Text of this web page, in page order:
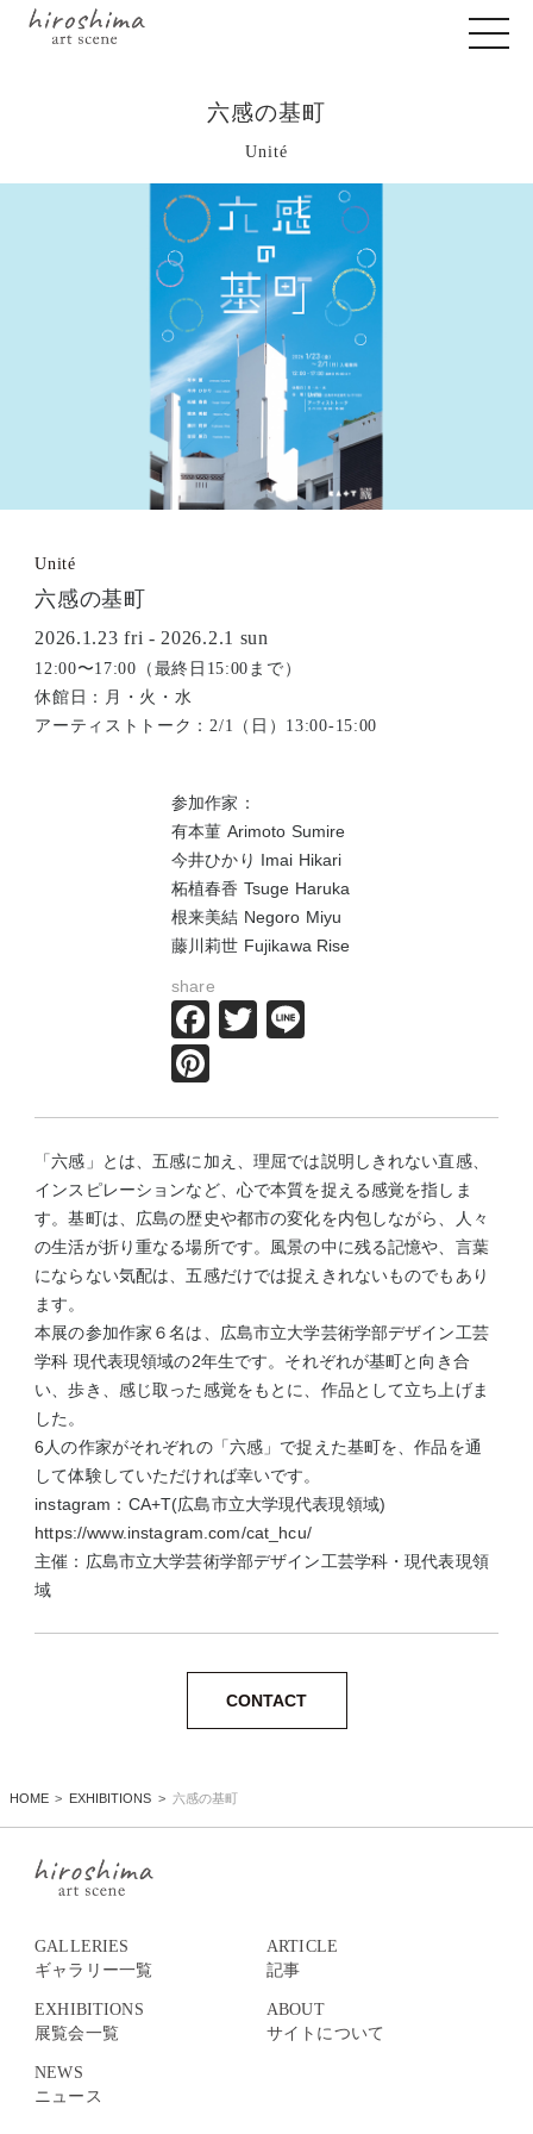
六感の基町
Unité
Unité
六感の基町
2026.1.23 fri - 2026.2.1 sun
12:00〜17:00（最終日15:00まで）
休館日：月・火・水
アーティストトーク：2/1（日）13:00-15:00
参加作家：
有本菫 Arimoto Sumire
今井ひかり Imai Hikari
柘植春香 Tsuge Haruka
根来美結 Negoro Miyu
藤川莉世 Fujikawa Rise
share
Facebook
Twitter
「六感」とは、五感に加え、理屈では説明しきれない直感、
インスピレーションなど、心で本質を捉える感覚を指しま
す。基町は、広島の歴史や都市の変化を内包しながら、人々
の生活が折り重なる場所です。風景の中に残る記憶や、言葉
にならない気配は、五感だけでは捉えきれないものでもあり
ます。
本展の参加作家６名は、広島市立大学芸術学部デザイン工芸
学科 現代表現領域の2年生です。それぞれが基町と向き合
い、歩き、感じ取った感覚をもとに、作品として立ち上げま
した。
6人の作家がそれぞれの「六感」で捉えた基町を、作品を通
して体験していただければ幸いです。
instagram：CA+T(広島市立大学現代表現領域)
https://www.instagram.com/cat_hcu/
主催：広島市立大学芸術学部デザイン工芸学科・現代表現領
域
CONTACT
HOME EXHIBITIONS 六感の基町
GALLERIES
ギャラリー一覧
EXHIBITIONS
展覧会一覧
NEWS
ニュース
ARTICLE
記事
ABOUT
サイトについて